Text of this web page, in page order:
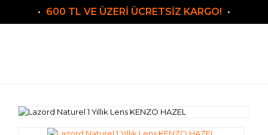
600 TL VE ÜZERİ ÜCRETSİZ KARGO!